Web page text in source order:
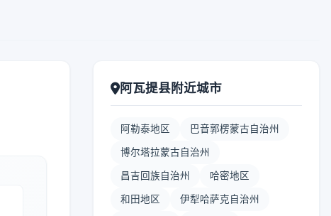
阿瓦提县附近城市
阿勒泰地区 巴音郭楞蒙古自治州
博尔塔拉蒙古自治州
昌吉回族自治州 哈密地区
和田地区 伊犁哈萨克自治州